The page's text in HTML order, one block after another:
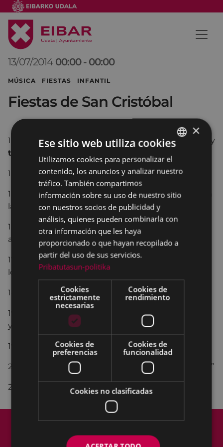
13/07/2014 00:00 - 00:00
MÚSICA FIESTAS INFANTIL
Fiestas de San Cristóbal
11:00.- Camas elásticas para todos los aventureros y
taller de Jabones e
12:00.- Misa por los difuntos del barrio
12:00.- CONCURSO DE PATATAS A LA RIOJANA
la plazoleta .
13:00.- LUNCH
en la plazoleta para todos los
asistentes.
17:30.- Reparto deREFRESCOS Y GOLOSINAS
los niños.
18:00.- VAQUILLAS y PONYS con Gorrixo.
19:00.- Entrega de premios
de las tiradas Infantiles
y concurso de Dibujo
19:30.- VERBENAamenizada por DJ ARABA
20:30.- Sorteo de la rifa “Fin de semana en Parador”
21:30.- TRACA FINAL
Accesibilidad
BASQUE
SPANISH
×
Ese sitio web utiliza cookies
Utilizamos cookies para personalizar el
contenido, los anuncios y analizar nuestro
tráfico. También compartimos
información sobre su uso de nuestro sitio
con nuestros socios de publicidad y
análisis, quienes pueden combinarla con
otra información que les haya
proporcionado o que hayan recopilado a
partir del uso de sus servicios.
Pribatutasun-politika
Cookies
estrictamente
necesarias
Cookies de
rendimiento
Cookies de
preferencias
Cookies de
funcionalidad
Cookies no clasificadas